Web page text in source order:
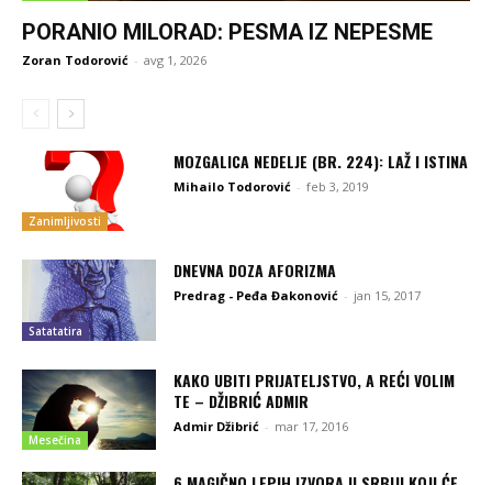
PORANIO MILORAD: PESMA IZ NEPESME
Zoran Todorović - avg 1, 2026
Zanimljivosti
MOZGALICA NEDELJE (BR. 224): LAŽ I ISTINA
Mihailo Todorović - feb 3, 2019
Satatatira
DNEVNA DOZA AFORIZMA
Predrag - Peđa Đakonović - jan 15, 2017
Mesečina
KAKO UBITI PRIJATELJSTVO, A REĆI VOLIM
TE – DŽIBRIĆ ADMIR
Admir Džibrić - mar 17, 2016